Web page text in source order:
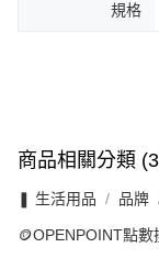
規格
商品相關分類
❚ 生活用品 品牌
🪙OPENPOINT點數